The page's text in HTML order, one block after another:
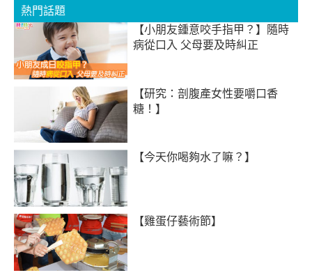
熱門話題
【小朋友鍾意咬手指甲？】隨時
病從口入 父母要及時糾正
【研究：剖腹產女性要嚼口香
糖！】
【今天你喝夠水了嘛？】
【雞蛋仔藝術節】